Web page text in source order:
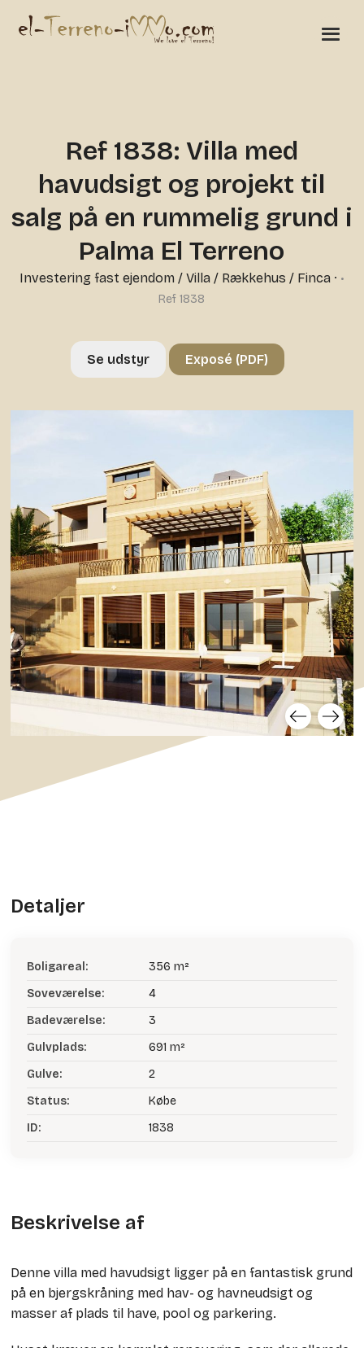
Ref 1838: Villa med
havudsigt og projekt til
salg på en rummelig grund i
Palma El Terreno
Investering fast ejendom /Villa / Rækkehus / Finca · •
Ref 1838
Se udstyr Exposé (PDF)
Detaljer
Boligareal:
356 m²
Soveværelse:
4
Badeværelse:
3
Gulvplads:
691 m²
Gulve:
2
Status:
Købe
ID:
1838
Beskrivelse af
Denne villa med havudsigt ligger på en fantastisk grund
på en bjergskråning med hav- og havneudsigt og
masser af plads til have, pool og parkering.